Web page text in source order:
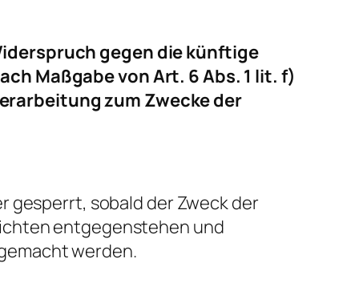
gegen die künftige
Maßgabe von Art. 6 Abs. 1 lit. f)
zum Zwecke der
sobald der Zweck der
entgegenstehen und
werden.